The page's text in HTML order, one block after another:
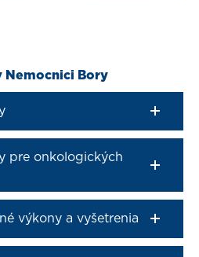
Nemocnici Bory
pre onkologických
výkony a vyšetrenia